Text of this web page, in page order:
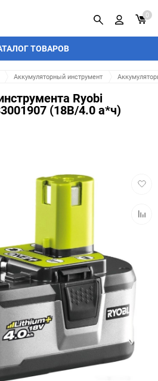
ТОВАРОВ
0
Аккумуляторный инструмент
Ryobi
(18В/4.0 а*ч)